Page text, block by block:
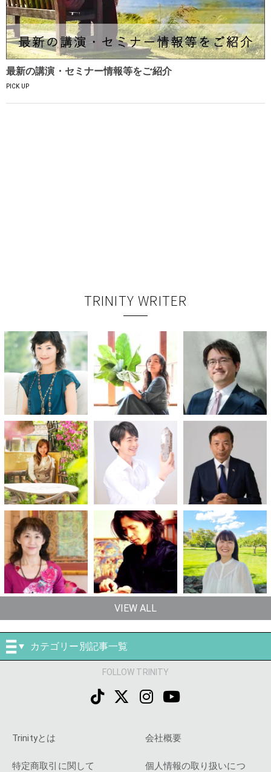
最新の講演・セミナー情報等をご紹介
PICK UP
TRINITY WRITER
VIEW ALL
カテゴリー別記事一覧
FOLLOW TRINITY
Trinityとは 会社概要
特定商取引に関して
個人情報の取り扱いにつ